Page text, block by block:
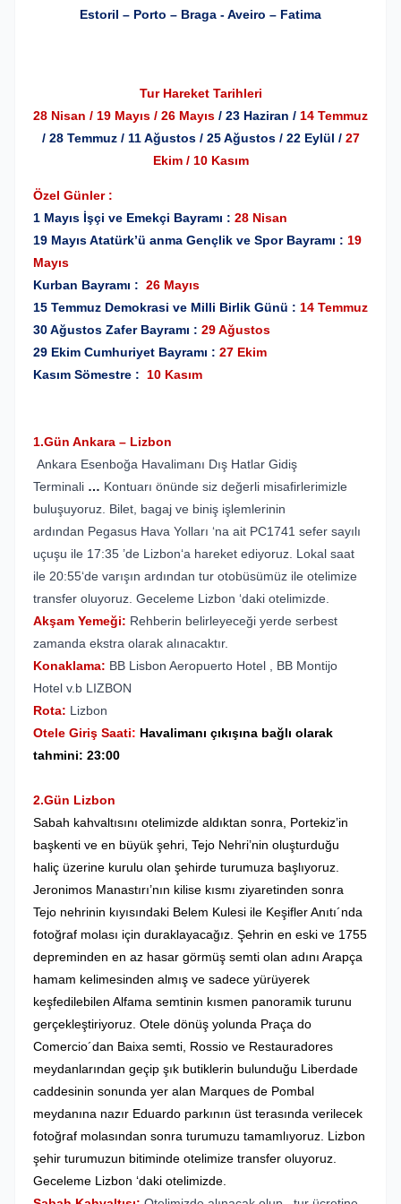
Estoril – Porto – Braga - Aveiro – Fatima
Tur Hareket Tarihleri
28 Nisan / 19 Mayıs / 26 Mayıs / 23 Haziran / 14 Temmuz
/ 28 Temmuz / 11 Ağustos / 25 Ağustos / 22 Eylül / 27
Ekim / 10 Kasım
Özel Günler :
1 Mayıs İşçi ve Emekçi Bayramı : 28 Nisan
19 Mayıs Atatürk’ü anma Gençlik ve Spor Bayramı : 19
Mayıs
Kurban Bayramı : 26 Mayıs
15 Temmuz Demokrasi ve Milli Birlik Günü : 14 Temmuz
30 Ağustos Zafer Bayramı : 29 Ağustos
29 Ekim Cumhuriyet Bayramı : 27 Ekim
Kasım Sömestre : 10 Kasım
1.Gün Ankara – Lizbon
Ankara Esenboğa Havalimanı Dış Hatlar Gidiş
Terminali … Kontuarı önünde siz değerli misafirlerimizle
buluşuyoruz. Bilet, bagaj ve biniş işlemlerinin
ardından Pegasus Hava Yolları ‘na ait PC1741 sefer sayılı
uçuşu ile 17:35 ’de Lizbon‘a hareket ediyoruz. Lokal saat
ile 20:55‘de varışın ardından tur otobüsümüz ile otelimize
transfer oluyoruz. Geceleme Lizbon ‘daki otelimizde.
Akşam Yemeği: Rehberin belirleyeceği yerde serbest
zamanda ekstra olarak alınacaktır.
Konaklama: BB Lisbon Aeropuerto Hotel , BB Montijo
Hotel v.b LIZBON
Rota: Lizbon
Otele Giriş Saati: Havalimanı çıkışına bağlı olarak
tahmini: 23:00
2.Gün Lizbon
Sabah kahvaltısını otelimizde aldıktan sonra, Portekiz’in
başkenti ve en büyük şehri, Tejo Nehri’nin oluşturduğu
haliç üzerine kurulu olan şehirde turumuza başlıyoruz.
Jeronimos Manastırı’nın kilise kısmı ziyaretinden sonra
Tejo nehrinin kıyısındaki Belem Kulesi ile Keşifler Anıtı´nda
fotoğraf molası için duraklayacağız. Şehrin en eski ve 1755
depreminden en az hasar görmüş semti olan adını Arapça
hamam kelimesinden almış ve sadece yürüyerek
keşfedilebilen Alfama semtinin kısmen panoramik turunu
gerçekleştiriyoruz. Otele dönüş yolunda Praça do
Comercio´dan Baixa semti, Rossio ve Restauradores
meydanlarından geçip şık butiklerin bulunduğu Liberdade
caddesinin sonunda yer alan Marques de Pombal
meydanına nazır Eduardo parkının üst terasında verilecek
fotoğraf molasından sonra turumuzu tamamlıyoruz. Lizbon
şehir turumuzun bitiminde otelimize transfer oluyoruz.
Geceleme Lizbon ‘daki otelimizde.